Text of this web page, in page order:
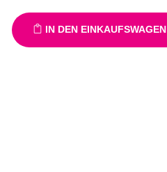
IN DEN EINKAUFSWAGEN